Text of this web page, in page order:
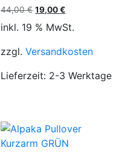
44,00€ Ursprünglicher
Preis
war:
44,00 €
19,00€Aktueller
Preis
ist:
inkl. 19 % MwSt.
zzgl.Versandkosten
Lieferzeit: 2-3 Werktage